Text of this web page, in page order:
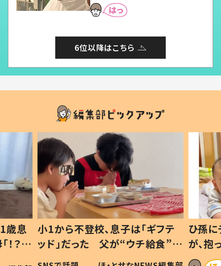
6位以降はこちら
歳息
？」
小1から不登校、息子は「ギフテ
ッド」だった 父が“ウチ給食”を
作り続ける理由とは #令和の親
ひ孫
が、
「涙が